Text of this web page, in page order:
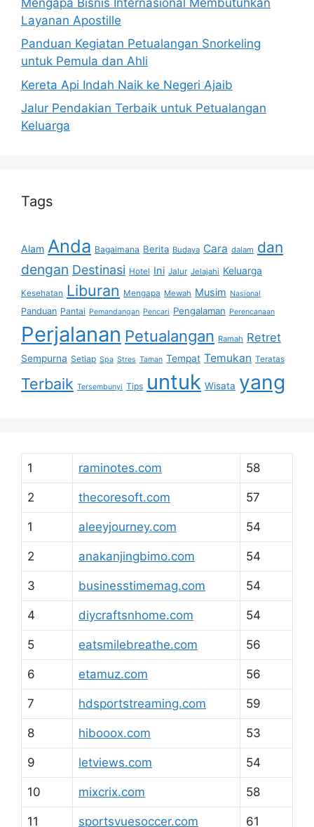
Layanan Apostille
Panduan Kegiatan Petualangan Snorkeling
untuk Pemula dan Ahli
Kereta Api Indah Naik ke Negeri Ajaib
Jalur Pendakian Terbaik untuk Petualangan
Keluarga
Tags
Alam Anda Bagaimana Berita Budaya Cara dalam dan
dengan Destinasi Hotel Ini Jalur Jelajahi Keluarga
Kesehatan Liburan Mengapa Mewah Musim Nasional
Panduan Pantai Pemandangan Pencari Pengalaman Perencanaan
Perjalanan Petualangan Ramah Retret
Sempurna Setiap Spa Stres Taman Tempat Temukan Teratas
Terbaik Tersembunyi Tips untuk Wisata yang
1 raminotes.com 58
2 thecoresoft.com 57
1 aleeyjourney.com 54
2 anakanjingbimo.com 54
3 businesstimemag.com 54
4 diycraftsnhome.com 54
5 eatsmilebreathe.com 56
6 etamuz.com 56
7 hdsportstreaming.com 59
8 hibooox.com 53
9 letviews.com 54
10 mixcrix.com 58
11 sportsvuesoccer.com 61